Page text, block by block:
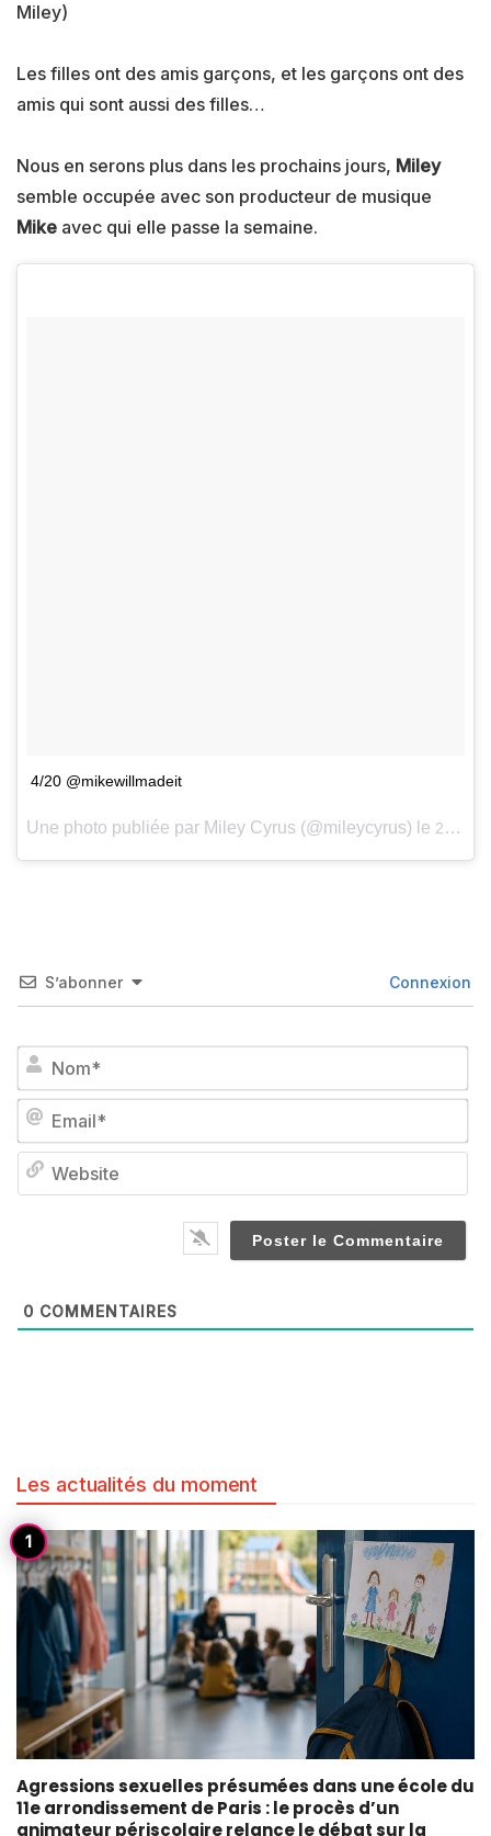
Miley)
Les filles ont des amis garçons, et les garçons ont des
amis qui sont aussi des filles…
Nous en serons plus dans les prochains jours, Miley
semble occupée avec son producteur de musique
Mike avec qui elle passe la semaine.
4/20 @mikewillmadeit
Une photo publiée par Miley Cyrus (@mileycyrus) le 20 Avril 2015 à 16h29 PDT
S’abonner Connexion
0 COMMENTAIRES
Les actualités du moment
Agressions sexuelles présumées dans une école du
11e arrondissement de Paris : le procès d’un
animateur périscolaire relance le débat sur la